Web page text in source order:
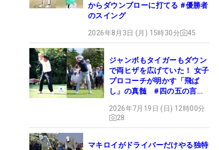
からダウンブローに打てる #優勝者
のスイング
2026年8月3日 (月) 15時30分 45
ジャンボもタイガーもダウン
で両ヒザを広げていた！ 女子
プロコーチが明かす「飛ば
し」の真髄 #四の五の言わ
2026年7月19日 (日) 12時00分
28
マキロイがドライバーだけやる独特